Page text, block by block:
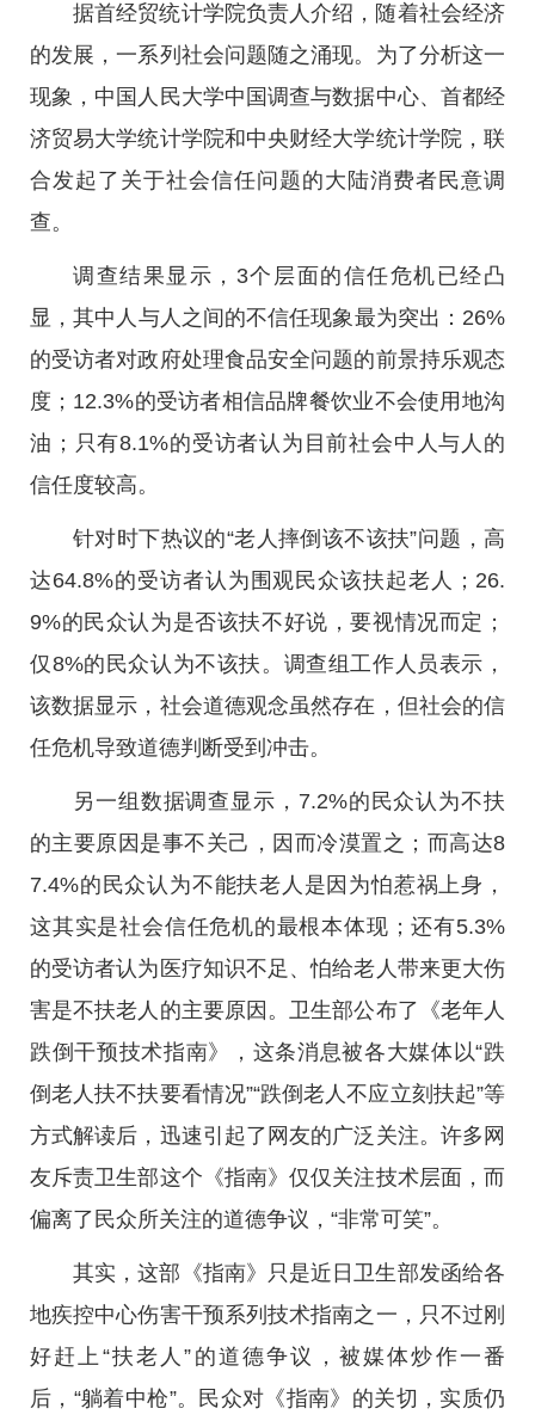
据首经贸统计学院负责人介绍，随着社会经济
的发展，一系列社会问题随之涌现。为了分析这一
现象，中国人民大学中国调查与数据中心、首都经
济贸易大学统计学院和中央财经大学统计学院，联
合发起了关于社会信任问题的大陆消费者民意调
查。
调查结果显示，3个层面的信任危机已经凸
显，其中人与人之间的不信任现象最为突出：26%
的受访者对政府处理食品安全问题的前景持乐观态
度；12.3%的受访者相信品牌餐饮业不会使用地沟
油；只有8.1%的受访者认为目前社会中人与人的
信任度较高。
针对时下热议的“老人摔倒该不该扶”问题，高
达64.8%的受访者认为围观民众该扶起老人；26.
9%的民众认为是否该扶不好说，要视情况而定；
仅8%的民众认为不该扶。调查组工作人员表示，
该数据显示，社会道德观念虽然存在，但社会的信
任危机导致道德判断受到冲击。
另一组数据调查显示，7.2%的民众认为不扶
的主要原因是事不关己，因而冷漠置之；而高达8
7.4%的民众认为不能扶老人是因为怕惹祸上身，
这其实是社会信任危机的最根本体现；还有5.3%
的受访者认为医疗知识不足、怕给老人带来更大伤
害是不扶老人的主要原因。卫生部公布了《老年人
跌倒干预技术指南》，这条消息被各大媒体以“跌
倒老人扶不扶要看情况”“跌倒老人不应立刻扶起”等
方式解读后，迅速引起了网友的广泛关注。许多网
友斥责卫生部这个《指南》仅仅关注技术层面，而
偏离了民众所关注的道德争议，“非常可笑”。
其实，这部《指南》只是近日卫生部发函给各
地疾控中心伤害干预系列技术指南之一，只不过刚
好赶上“扶老人”的道德争议，被媒体炒作一番
后，“躺着中枪”。民众对《指南》的关切，实质仍